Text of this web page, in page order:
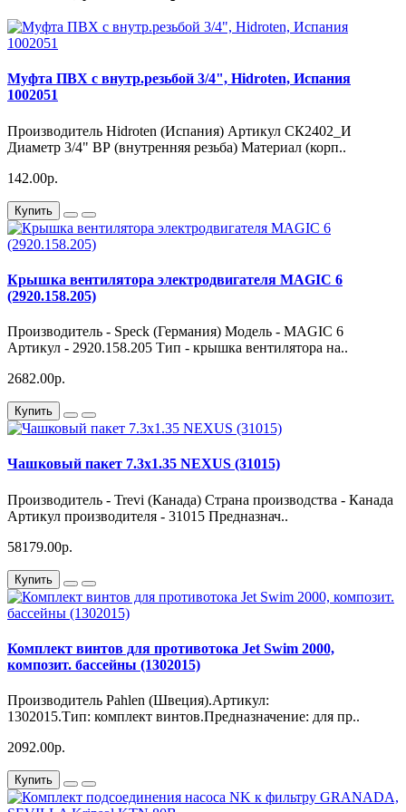
Муфта ПВХ с внутр.резьбой 3/4", Hidroten, Испания
1002051
Производитель Hidroten (Испания) Артикул СК2402_И
Диаметр 3/4" ВР (внутренняя резьба) Материал (корп..
142.00р.
Купить
Крышка вентилятора электродвигателя MAGIC 6
(2920.158.205)
Производитель - Speck (Германия) Модель - MAGIC 6
Артикул - 2920.158.205 Тип - крышка вентилятора на..
2682.00р.
Купить
Чашковый пакет 7.3х1.35 NEXUS (31015)
Производитель - Trevi (Канада) Страна производства - Канада
Артикул производителя - 31015 Предназнач..
58179.00р.
Купить
Комплект винтов для противотока Jet Swim 2000,
композит. бассейны (1302015)
Производитель Pahlen (Швеция).Артикул:
1302015.Тип: комплект винтов.Предназначение: для пр..
2092.00р.
Купить